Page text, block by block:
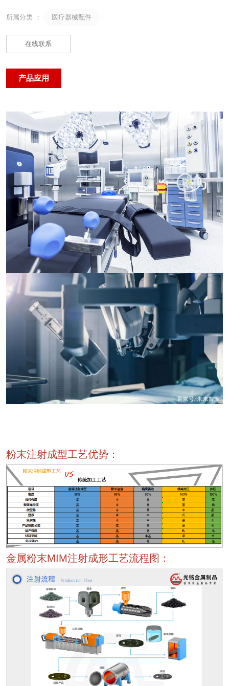
所属分类 ： 医疗器械配件
在线联系
产品应用
粉末注射成型工艺优势：
金属粉末MIM注射成形工艺流程图：